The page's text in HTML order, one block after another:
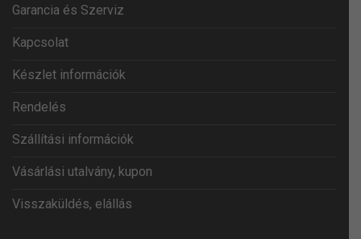
Garancia és Szerviz
Kapcsolat
Készlet információk
Rendelés
Szállítási információk
Vásárlási utalvány, kupon
Visszaküldés, elállás